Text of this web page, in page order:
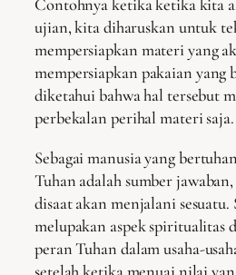
Contohnya ketika ketika kita
ujian, kita diharuskan untuk
mempersiapkan materi yang
mempersiapkan pakaian yang
diketahui bahwa hal tersebut
perbekalan perihal materi saja.
Sebagai manusia yang
Tuhan adalah sumber
disaat akan menjalani
melupakan aspek spiritualitas
peran Tuhan dalam usaha-